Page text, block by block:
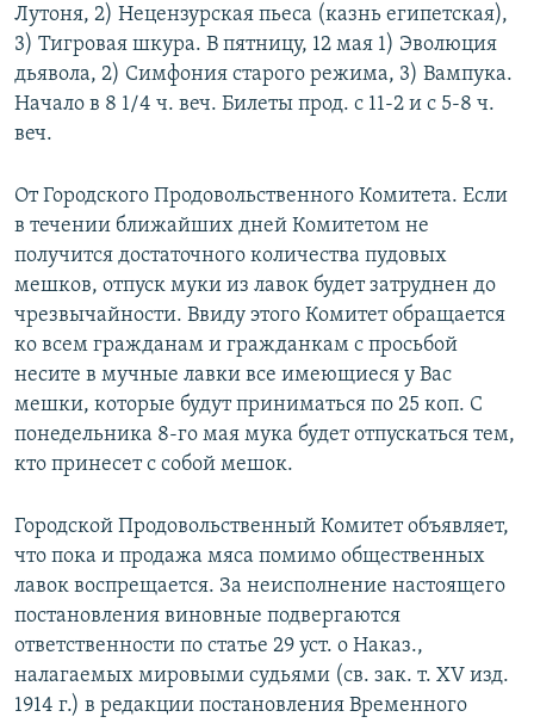
Лутоня, 2) Нецензурская пьеса (казнь египетская),
3) Тигровая шкура. В пятницу, 12 мая 1) Эволюция
дьявола, 2) Симфония старого режима, 3) Вампука.
Начало в 8 1/4 ч. веч. Билеты прод. с 11-2 и с 5-8 ч.
веч.
От Городского Продовольственного Комитета. Если
в течении ближайших дней Комитетом не
получится достаточного количества пудовых
мешков, отпуск муки из лавок будет затруднен до
чрезвычайности. Ввиду этого Комитет обращается
ко всем гражданам и гражданкам с просьбой
несите в мучные лавки все имеющиеся у Вас
мешки, которые будут приниматься по 25 коп. С
понедельника 8-го мая мука будет отпускаться тем,
кто принесет с собой мешок.
Городской Продовольственный Комитет объявляет,
что пока и продажа мяса помимо общественных
лавок воспрещается. За неисполнение настоящего
постановления виновные подвергаются
ответственности по статье 29 уст. о Наказ.,
налагаемых мировыми судьями (св. зак. т. XV изд.
1914 г.) в редакции постановления Временного